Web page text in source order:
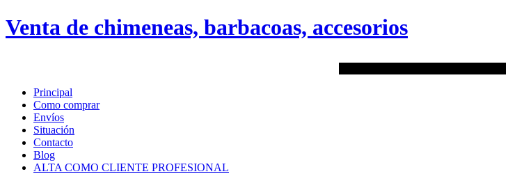
Venta de chimeneas, barbacoas, accesorios
Principal
Como comprar
Envíos
Situación
Contacto
Blog
ALTA COMO CLIENTE PROFESIONAL
Layout
Menu Style
Mega
Css
Dropline